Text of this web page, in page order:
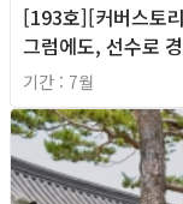
[193호][커버스토
그럼에도, 선수로
기간 : 7월